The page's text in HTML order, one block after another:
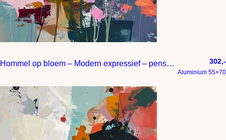
Hommel op bloem – Modern expressief – penseelstreken en abstracte kleurige vlakken 302,-
Aluminium 55×70